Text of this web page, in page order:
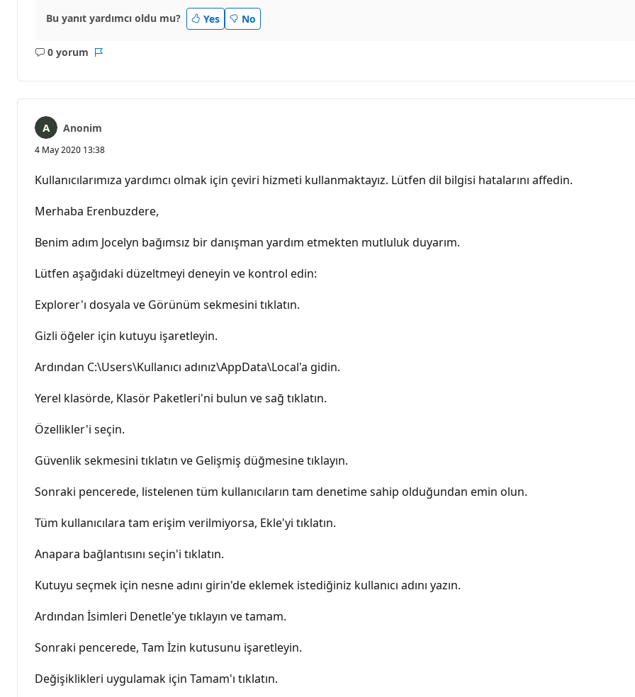
Bu yanıt yardımcı oldu mu? Yes No
0 yorum
Açıklama
Anonim
4 May 2020 13:38
Kullanıcılarımıza yardımcı olmak için çeviri hizmeti kullanmaktayız. Lütfen dil bilgisi hatalarını affedin.
Merhaba Erenbuzdere,
Benim adım Jocelyn bağımsız bir danışman yardım etmekten mutluluk duyarım.
Lütfen aşağıdaki düzeltmeyi deneyin ve kontrol edin:
Explorer'ı dosyala ve Görünüm sekmesini tıklatın.
Gizli öğeler için kutuyu işaretleyin.
Ardından C:\Users\Kullanıcı adınız\AppData\Local'a gidin.
Yerel klasörde, Klasör Paketleri'ni bulun ve sağ tıklatın.
Özellikler'i seçin.
Güvenlik sekmesini tıklatın ve Gelişmiş düğmesine tıklayın.
Sonraki pencerede, listelenen tüm kullanıcıların tam denetime sahip olduğundan emin olun.
Tüm kullanıcılara tam erişim verilmiyorsa, Ekle'yi tıklatın.
Anapara bağlantısını seçin'i tıklatın.
Kutuyu seçmek için nesne adını girin'de eklemek istediğiniz kullanıcı adını yazın.
Ardından İsimleri Denetle'ye tıklayın ve tamam.
Sonraki pencerede, Tam İzin kutusunu işaretleyin.
Değişiklikleri uygulamak için Tamam'ı tıklatın.